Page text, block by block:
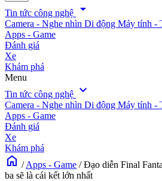
search
Tin tức công nghệ arrow_drop_down
Camera - Nghe nhìn Di động Máy tính -
Apps - Game
Đánh giá
Xe
Khám phá
Menu
Tin tức công nghệ expand_more
Camera - Nghe nhìn Di động Máy tính -
Apps - Game
Đánh giá
Xe
Khám phá
home / Apps - Game / Đạo diễn Final
ba sẽ là cái kết lớn nhất